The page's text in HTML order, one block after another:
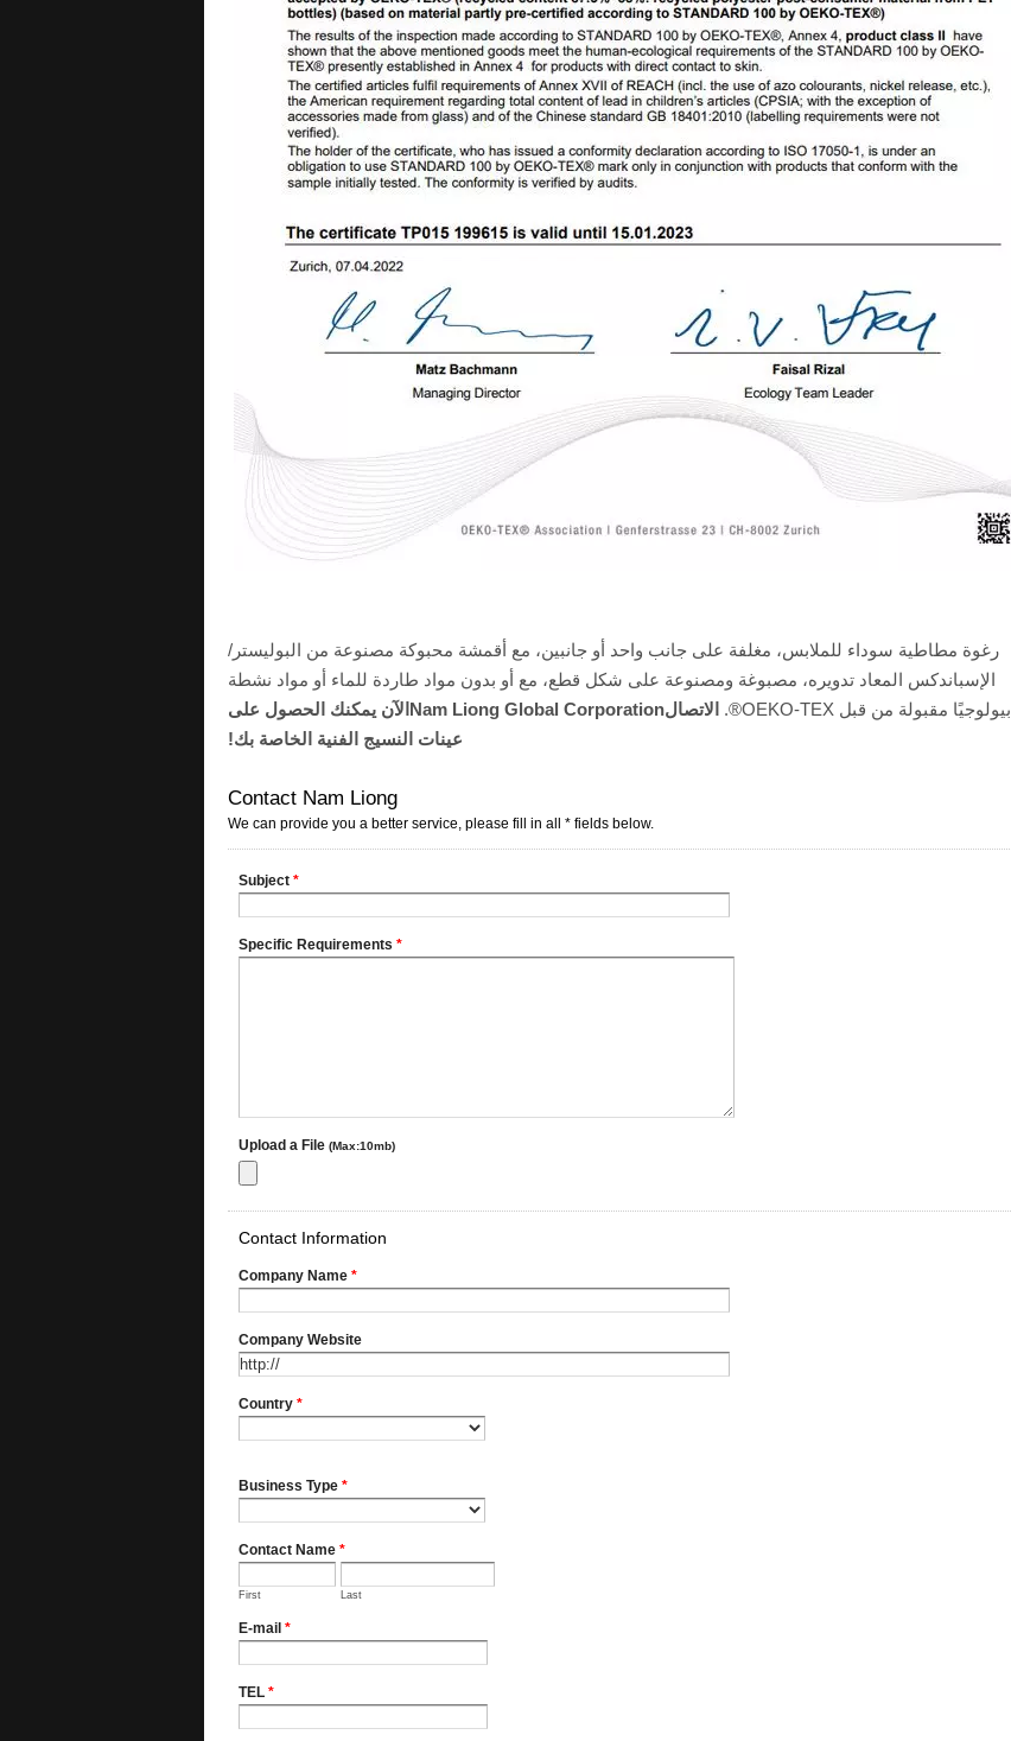
رغوة مطاطية سوداء للملابس، مغلفة على جانب واحد أو جانبين، مع أقمشة محبوكة مصنوعة من البوليستر/
الإسباندكس المعاد تدويره، مصبوغة ومصنوعة على شكل قطع، مع أو بدون مواد طاردة للماء أو مواد نشطة
بيولوجيًا مقبولة من قبل OEKO-TEX®.
الاتصالNam Liong Global Corporationالآن يمكنك الحصول على
عينات النسيج الفنية الخاصة بك!